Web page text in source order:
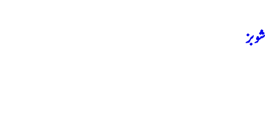
شوبز